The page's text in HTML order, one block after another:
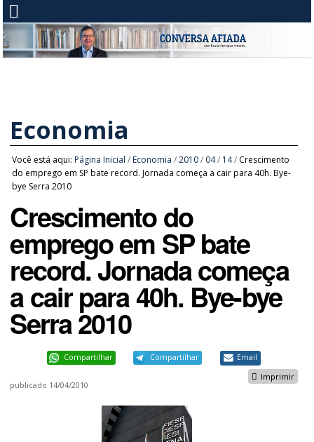
Economia
Você está aqui: Página Inicial / Economia /2010 / 04/ 14/ Crescimento
do emprego em SP bate record. Jornada começa a cair para 40h. Bye-
bye Serra 2010
Crescimento do
emprego em SP bate
record. Jornada começa
a cair para 40h. Bye-bye
Serra 2010
Compartilhar Compartilhar Email
Imprimir
publicado 14/04/2010